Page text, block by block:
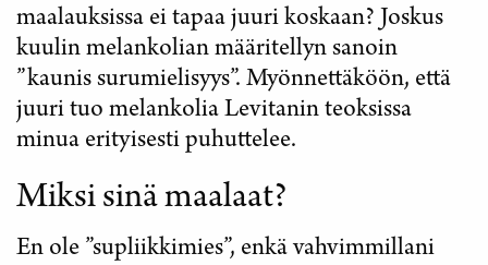
maalauksissa ei tapaa juuri koskaan? Joskus
kuulin melankolian määritellyn sanoin
”kaunis surumielisyys”. Myönnettäköön, että
juuri tuo melankolia Levitanin teoksissa
minua erityisesti puhuttelee.
Miksi sinä maalaat?
En ole ”supliikkimies”, enkä vahvimmillani